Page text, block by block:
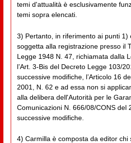
temi d'attualità è esclusivamente
temi sopra elencati.
3) Pertanto, in riferimento ai punti 1)
soggetta alla registrazione presso il
Legge 1948 N. 47, richiamata dalla
l’Art. 3-Bis del Decreto Legge 103/
successive modifiche, l’Articolo 16
2001, N. 62 e ad essa non si
alla delibera dell'Autorità per le
Comunicazioni N. 666/08/CONS del
successive modifiche.
4) Carmilla è composta da editor chi